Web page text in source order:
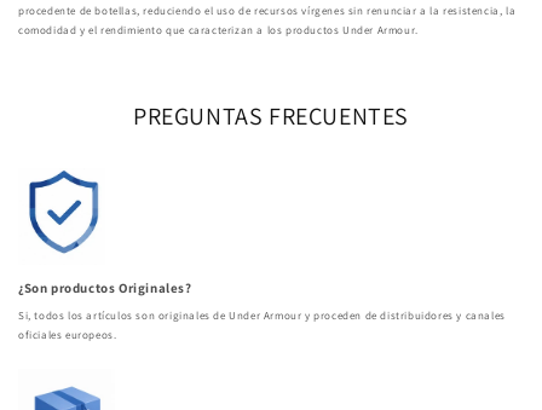
procedente de botellas, reduciendo el uso de recursos vírgenes sin renunciar a la resistencia, la
comodidad y el rendimiento que caracterizan a los productos Under Armour.
PREGUNTAS FRECUENTES
¿Son productos Originales?
Si, todos los artículos son originales de Under Armour y proceden de distribuidores y canales
oficiales europeos.